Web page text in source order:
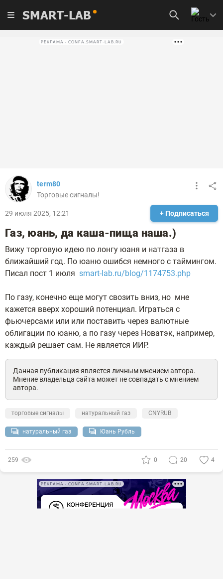
SMART-LAB
РЕКЛАМА • CONFA.SMART-LAB.RU
term80
Торговые сигналы!
29 июля 2025, 12:21 + Подписаться
Газ, юань, да каша-пища наша.)
Вижу торговую идею по лонгу юаня и натгаза в
ближайший год. По юаню ошибся немного с таймингом.
Писал пост 1 июля smart-lab.ru/blog/1174753.php
По газу, конечно еще могут свозить вниз, но мне
кажется вверх хороший потенциал. Играться с
фьючерсами или или поставить через валютные
облигации по юаню, а по газу через Новатэк, например,
каждый решает сам. Не является ИИР.
Данная публикация является личным мнением автора.
Мнение владельца сайта может не совпадать с мнением
автора.
торговые сигналы натуральный газ CNYRUB
натуральный газ Юань Рубль
259 0 20 4
РЕКЛАМА • CONFA.SMART-LAB.RU